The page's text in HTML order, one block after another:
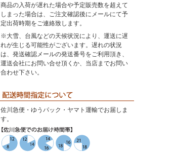
商品の入荷が遅れた場合や予定販売数を超えて
しまった場合は、ご注文確認後にメールにて予
定出荷時期をご連絡致します。
※大雪、台風などの天候状況により、運送に遅
れが生じる可能性がございます。遅れの状況
は、発送確認メールの発送番号をご利用頂き、
運送会社にお問い合せ頂くか、当店までお問い
合わせ下さい。
佐川急便・ゆうパック・ヤマト運輸でお届しま
す。